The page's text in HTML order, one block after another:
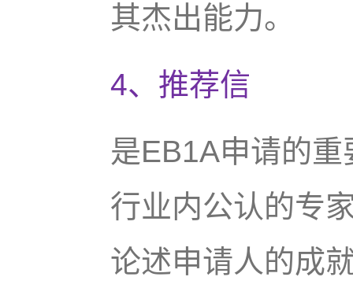
其杰出能力。
4、推荐信
是EB1A申请的
行业内公认的专
论述申请人的成